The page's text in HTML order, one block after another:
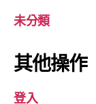
未分類
其他操作
登入